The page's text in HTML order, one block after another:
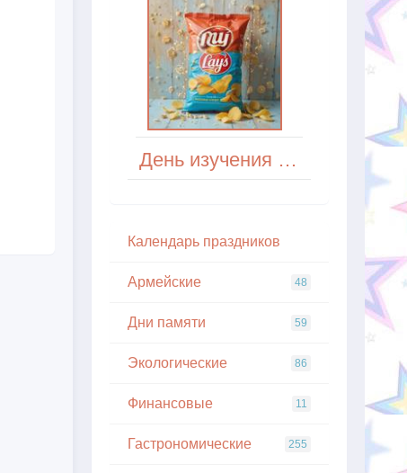
День изучения бабочки (National Learn About Butterflies Day) в США
Кaлeндapь пpaздникoв
Армейские 48
Дни памяти 59
Экологические 86
Финансовые 11
Гастрономические 255